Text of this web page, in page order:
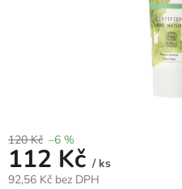
120 Kč –6 %
112 Kč / ks
92,56 Kč bez DPH